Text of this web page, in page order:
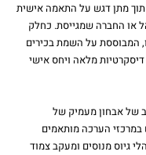
מתן דגש על התאמה אישית
או החברה שמגייסת. כחלק
המבוססת על השמת בכירים
מלאה ויחס אישי
של אבחון מעמיק של
הערכה מותאמים
גיוס מנוסים ומעקב צמוד